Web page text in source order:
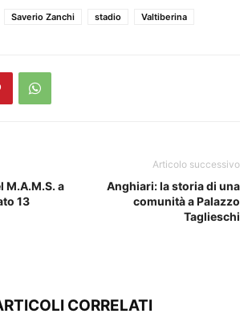
Saverio Zanchi stadio Valtiberina
M.A.M.S. a
13
Articolo successivo
Anghiari: la storia di una
comunità a Palazzo
Taglieschi
CORRELATI